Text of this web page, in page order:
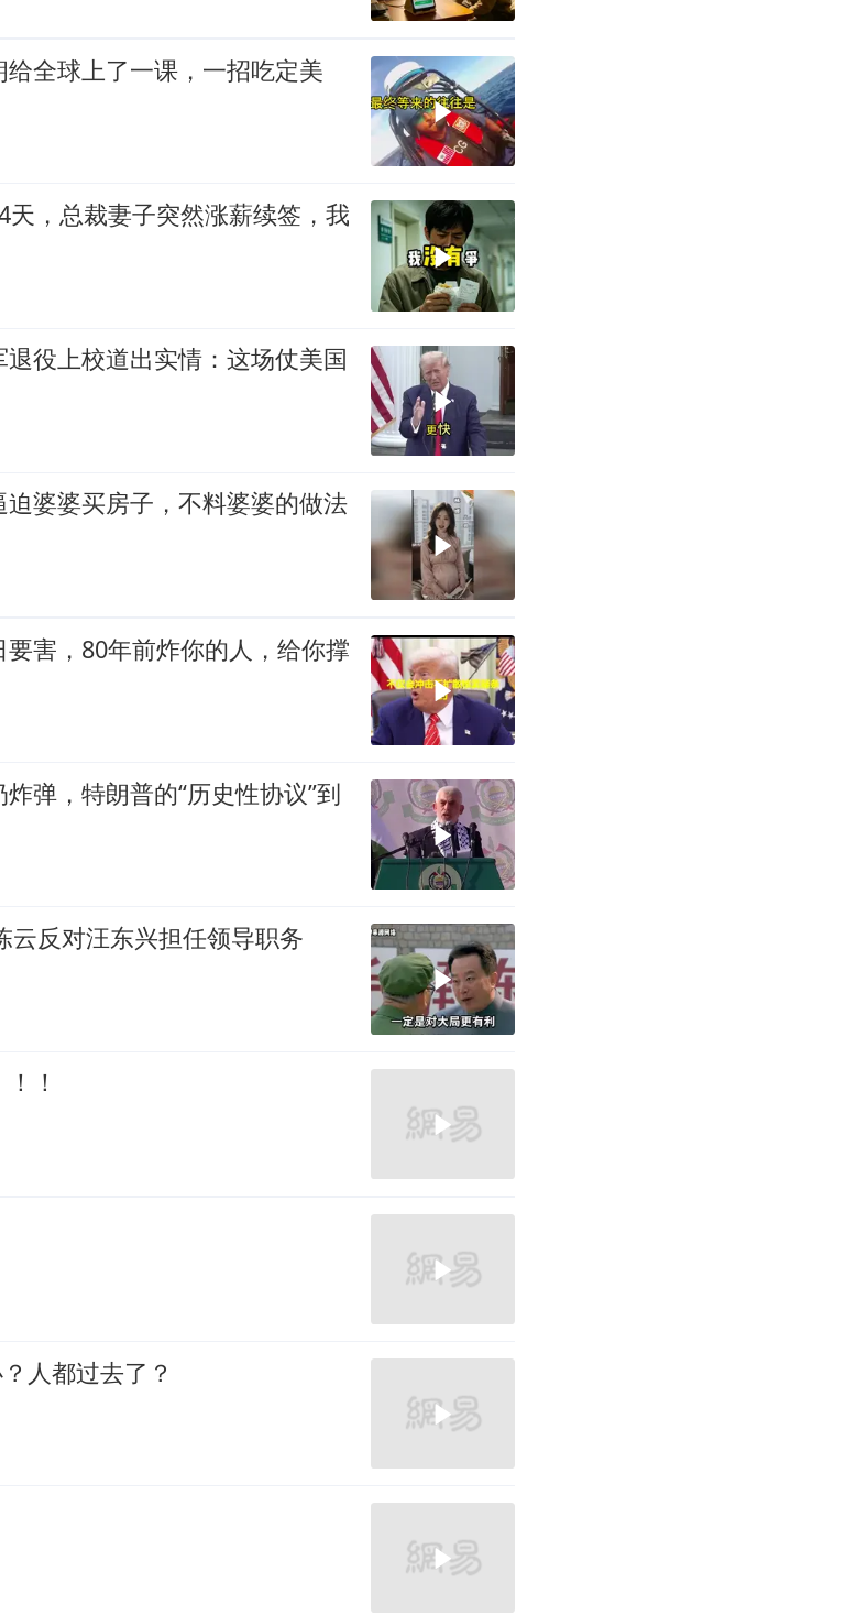
全球上了一课，一招吃定美
，总裁妻子突然涨薪续签，我
役上校道出实情：这场仗美国
婆婆买房子，不料婆婆的做法
害，80年前炸你的人，给你撑
弹，特朗普的“历史性协议”到
云反对汪东兴担任领导职务
！
人都过去了？